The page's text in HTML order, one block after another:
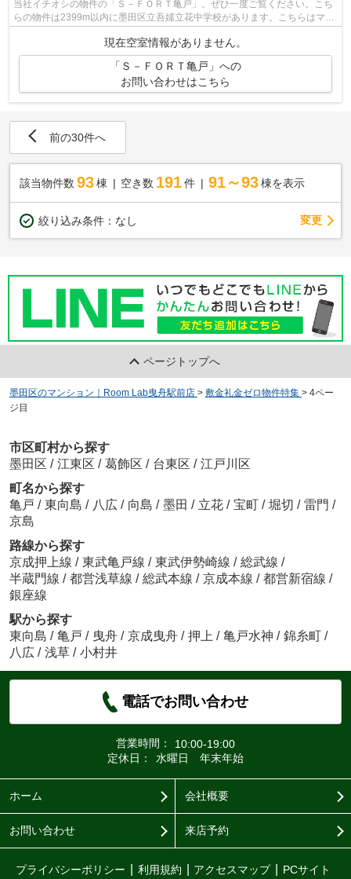
当社イチオシの物件の「Ｓ－ＦＯＲＴ亀戸」。ぜひ一度ご覧ください。こち
らの物件は2399m以内に墨田区立吾嬬立花中学校があります。こちらはマン
ションタイプになります。こちらの物件...
現在空室情報がありません。
「Ｓ－ＦＯＲＴ亀戸」への
お問い合わせはこちら
前の30件へ
該当物件数 93棟 空き数 191 件 91～93 棟を表示
絞り込み条件： なし 変更
ページトップへ
墨田区のマンション｜Room Lab曳舟駅前店 > 敷金礼金ゼロ物件特集 > 4ペー
ジ目
市区町村から探す
墨田区 / 江東区 / 葛飾区 / 台東区 / 江戸川区
町名から探す
亀戸 / 東向島 / 八広 / 向島 / 墨田 / 立花 / 宝町 / 堀切 / 雷門 /
京島
路線から探す
京成押上線 / 東武亀戸線 / 東武伊勢崎線 / 総武線 /
半蔵門線 / 都営浅草線 / 総武本線 / 京成本線 / 都営新宿線 /
銀座線
駅から探す
東向島 / 亀戸 / 曳舟 / 京成曳舟 / 押上 / 亀戸水神 / 錦糸町 /
八広 / 浅草 / 小村井
電話でお問い合わせ
営業時間：
10:00-19:00
定休日：
水曜日 年末年始
ホーム 会社概要
お問い合わせ 来店予約
プライバシーポリシー 利用規約 アクセスマップ PCサイト